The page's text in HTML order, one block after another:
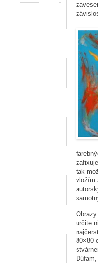
tak
vložím
určite
80×80